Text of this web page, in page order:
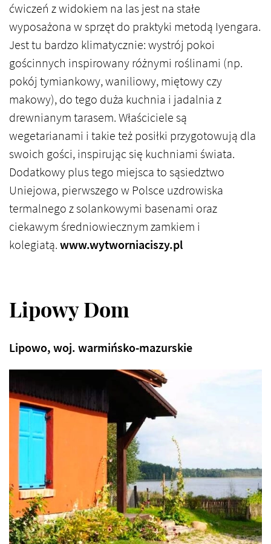
ćwiczeń z widokiem na las jest na stałe
wyposażona w sprzęt do praktyki metodą Iyengara.
Jest tu bardzo klimatycznie: wystrój pokoi
gościnnych inspirowany różnymi roślinami (np.
pokój tymiankowy, waniliowy, miętowy czy
makowy), do tego duża kuchnia i jadalnia z
drewnianym tarasem. Właściciele są
wegetarianami i takie też posiłki przygotowują dla
swoich gości, inspirując się kuchniami świata.
Dodatkowy plus tego miejsca to sąsiedztwo
Uniejowa, pierwszego w Polsce uzdrowiska
termalnego z solankowymi basenami oraz
ciekawym średniowiecznym zamkiem i
kolegiatą.www.wytworniaciszy.pl
Lipowy Dom
Lipowo, woj. warmińsko-mazurskie